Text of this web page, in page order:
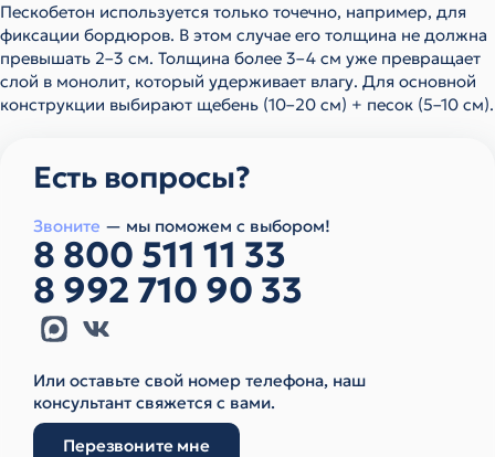
Пескобетон используется только точечно, например, для
фиксации бордюров. В этом случае его толщина не должна
превышать 2–3 см. Толщина более 3–4 см уже превращает
слой в монолит, который удерживает влагу. Для основной
конструкции выбирают щебень (10–20 см) + песок (5–10 см).
Есть вопросы?
Звоните — мы поможем с выбором!
8 800 511 11 33
8 992 710 90 33
Или оставьте свой номер телефона, наш
консультант свяжется с вами.
Перезвоните мне